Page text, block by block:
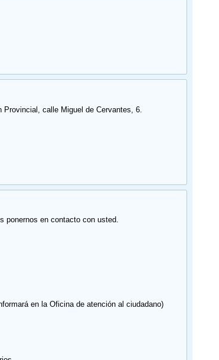
calle Miguel de Cervantes, 6.
ponernos en contacto con usted.
en la Oficina de atención al ciudadano)